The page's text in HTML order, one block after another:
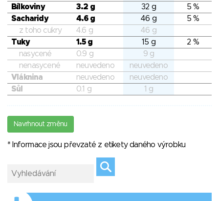
Bílkoviny
3.2 g 32 g
5 %
Sacharidy
4.6 g 46 g
5 %
z toho cukry
4.6 g
46 g
Tuky
1.5 g 15 g
2 %
nasycené
0.9 g
9 g
nenasycené
neuvedeno
neuvedeno
Vláknina
neuvedeno
neuvedeno
Sůl
0.1 g 1 g
Navrhnout změnu
* Informace jsou převzaté z etikety daného výrobku